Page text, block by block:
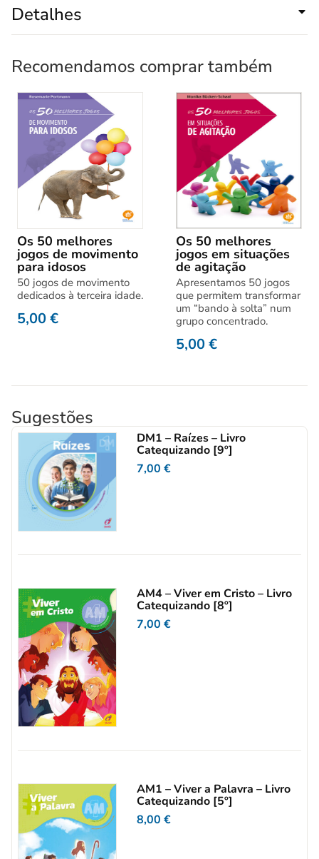
Detalhes
Recomendamos comprar também
Os 50 melhores
jogos de movimento
para idosos
50 jogos de movimento
dedicados à terceira idade.
5,00€
Os 50 melhores
jogos em situações
de agitação
Apresentamos 50 jogos
que permitem transformar
um “bando à solta” num
grupo concentrado.
5,00€
Sugestões
DM1 – Raízes – Livro
Catequizando [9º]
7,00€
AM4 – Viver em Cristo – Livro
Catequizando [8º]
7,00€
AM1 – Viver a Palavra – Livro
Catequizando [5º]
8,00€